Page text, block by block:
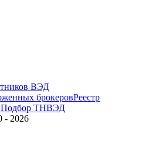
ВЭД
брокеровРеестр
Подбор ТНВЭД
- 2026